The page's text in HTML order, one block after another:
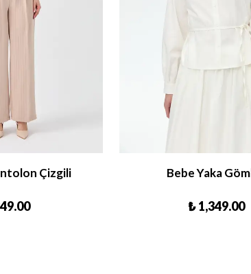
Çizgili Bebe Yaka
₺ 1,349.00